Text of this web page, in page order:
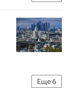
Министерство строительства и жилищно-коммунального хозяйства РФ (Минстрой России)
Еще6